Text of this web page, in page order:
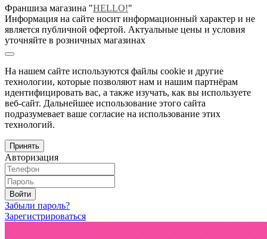
Франшиза магазина "HELLO!"
Информация на сайте носит информационный характер и не
является публичной офертой. Актуальные цены и условия
уточняйте в розничных магазинах
На нашем сайте используются файлы cookie и другие
технологии, которые позволяют нам и нашим партнёрам
идентифицировать вас, а также изучать, как вы используете
веб-сайт. Дальнейшее использование этого сайта
подразумевает ваше согласие на использование этих
технологий.
Принять
Авторизация
Войти
Забыли пароль?
Зарегистрироваться